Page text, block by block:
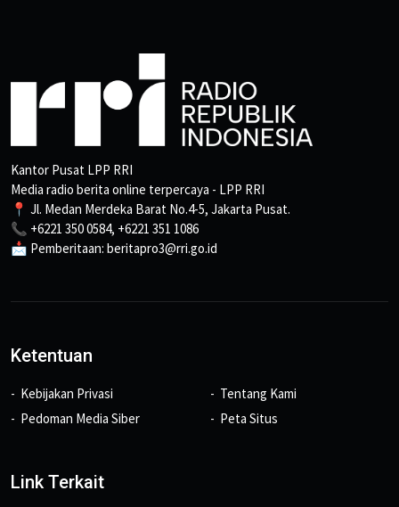
Kantor Pusat LPP RRI
Media radio berita online terpercaya - LPP RRI
📍 Jl. Medan Merdeka Barat No.4-5, Jakarta Pusat.
📞 +6221 350 0584, +6221 351 1086
📩 Pemberitaan: beritapro3@rri.go.id
Ketentuan
Kebijakan Privasi
Pedoman Media Siber
Tentang Kami
Peta Situs
Link Terkait